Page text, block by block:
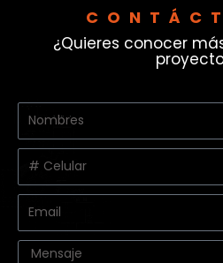
¿Quieres conocer
apellidos
Message